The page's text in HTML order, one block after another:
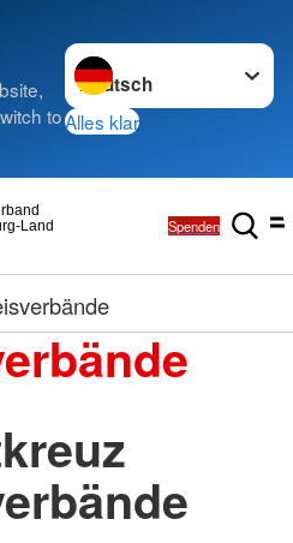
to
Sprache wechseln zu
Alles klar
Land Spenden